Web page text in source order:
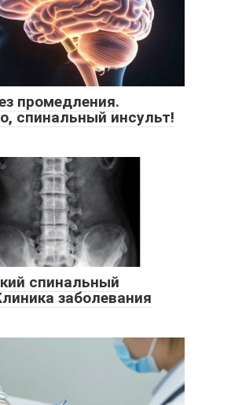
промедления.
спинальный инсульт!
спинальный
заболевания